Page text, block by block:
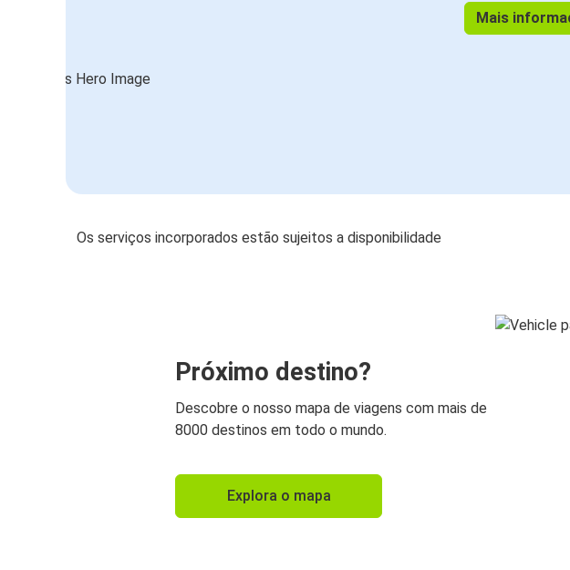
Mais
Os serviços incorporados estão sujeitos a disponibilidade
Próximo destino?
Descobre o nosso mapa de viagens com mais de
8000 destinos em todo o mundo.
Explora o mapa